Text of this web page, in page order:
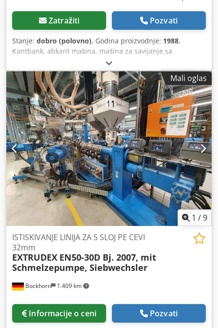
Zatražiti Pozvati
Stanje: dobro (polovno), Godina proizvodnje: 1988,
Kantbank, abkant mašina, mašina za savijanje sa
klackalicom, mašina za savijanje sa segmentnim alatom. -
Predaja: u zatečenom stanju kao što je viđeno, vidi slike -
Funkcija: ručni pogon (bez automatskog režima) -
Proizvođač: RAFAMET mašina za savijanje sa klackalicom
tip KM-4 - Pogon: mehanički - Maksimalna radna širina:
2020 mm - Maksimalna debljina lima: 4 mm - Dubina
graničnika: 750 mm - Priključna snaga: kW Cedpsv Tpxqsfx
Ablerf - Dimenzije: 3350/1540/H1510 mm - Težina: 3900 kg
Mali oglas
1 /9
Bockhorn 1.409 km
ISTISKIVANJE LINIJA ZA 5 SLOJ PE CEVI
32mm
EXTRUDEX EN50-30D Bj. 2007, mit
Schmelzepumpe, Siebwechsler
Informacije o ceni Pozvati